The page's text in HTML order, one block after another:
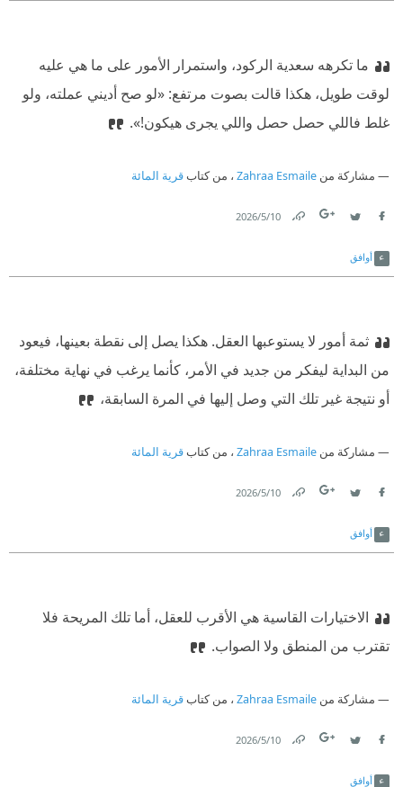
ما تكرهه سعدية الركود، واستمرار الأمور على ما هي عليه
لوقت طويل، هكذا قالت بصوت مرتفع: «لو صح أديني عملته، ولو
غلط فاللي حصل حصل واللي يجرى هيكون!».
مشاركة من Zahraa Esmaile ، من كتابقرية المائة
10‏/5‏/2026
أوافق
ثمة أمور لا يستوعبها العقل. هكذا يصل إلى نقطة بعينها، فيعود
من البداية ليفكر من جديد في الأمر، كأنما يرغب في نهاية مختلفة،
أو نتيجة غير تلك التي وصل إليها في المرة السابقة،
مشاركة من Zahraa Esmaile ، من كتابقرية المائة
10‏/5‏/2026
أوافق
الاختيارات القاسية هي الأقرب للعقل، أما تلك المريحة فلا
تقترب من المنطق ولا الصواب.
مشاركة من Zahraa Esmaile ، من كتابقرية المائة
10‏/5‏/2026
أوافق